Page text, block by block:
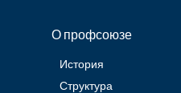
О профсоюзе
История
Структура